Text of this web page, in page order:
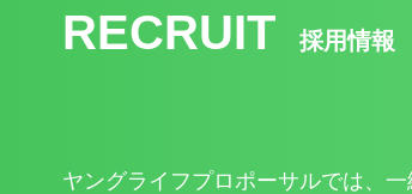
RECRUIT 採用情報
ヤングライフプロポーサルでは、